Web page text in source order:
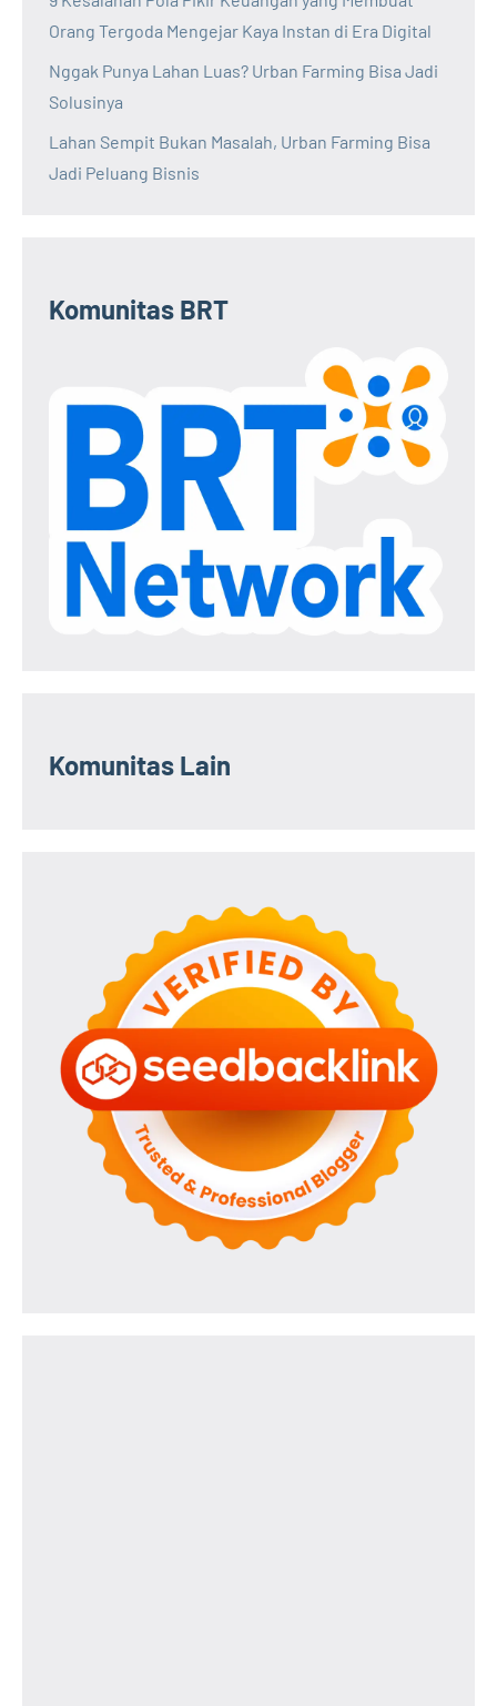
Orang Tergoda Mengejar Kaya Instan di Era Digital
Nggak Punya Lahan Luas? Urban Farming Bisa Jadi
Solusinya
Lahan Sempit Bukan Masalah, Urban Farming Bisa
Jadi Peluang Bisnis
Komunitas BRT
Komunitas Lain